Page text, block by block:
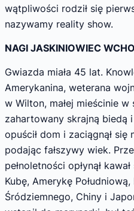
wątpliwości rodził się
nazywamy reality show.
NAGI JASKINIOWIEC
Gwiazda miała 45 lat.
Amerykanina, weterana
w Wilton, małej mieścinie
zahartowany skrajną biedą
opuścił dom i zaciągnął
podając fałszywy wiek.
pełnoletności opłynął
Kubę, Amerykę
Śródziemnego, Chiny i